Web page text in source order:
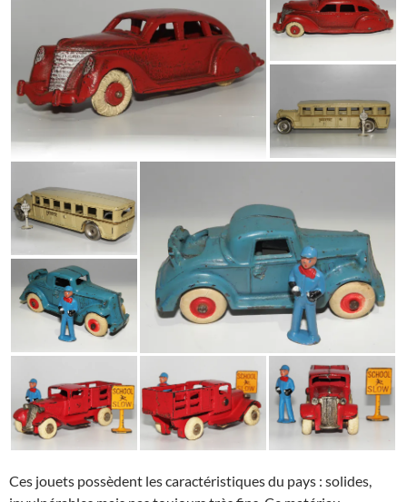
Ces jouets possèdent les caractéristiques du pays : solides,